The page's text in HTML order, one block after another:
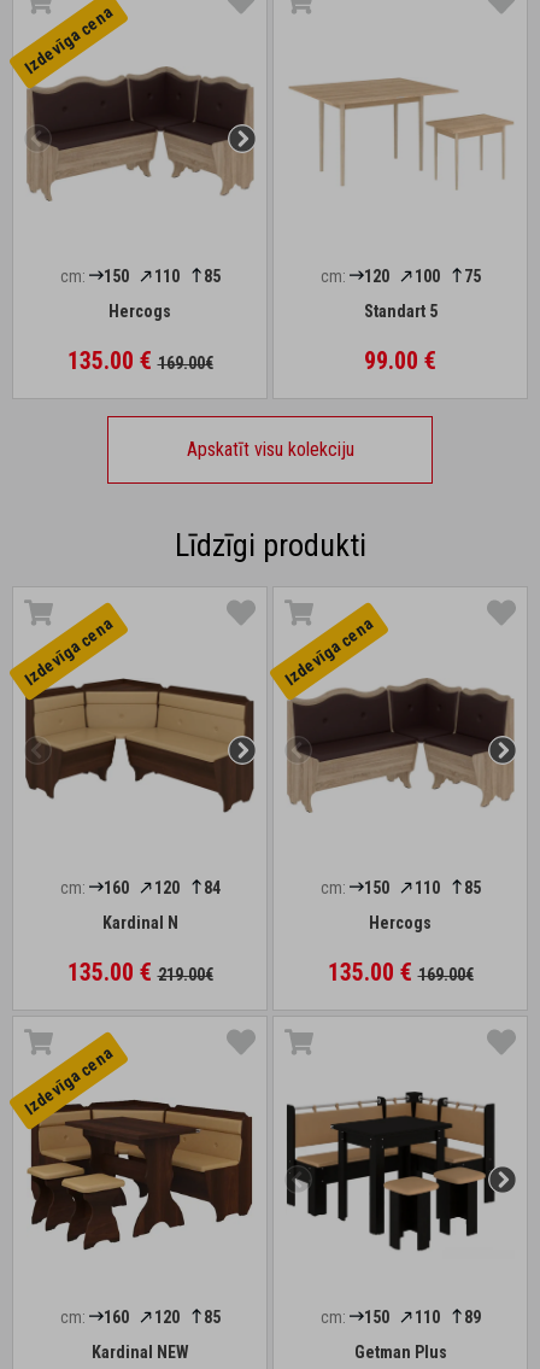
Izdevīga cena
cm: 150 110
85
Hercogs
135.00 €169.00€
cm: 120 100
75
Standart 5
99.00 €
Apskatīt visu kolekciju
Līdzīgi produkti
Izdevīga cena
cm: 160 120
84
Kardinal N
135.00 €219.00€
Izdevīga cena
cm: 150 110
85
Hercogs
135.00 €169.00€
Izdevīga cena
cm: 160 120
85
Kardinal NEW
cm: 150 110
89
Getman Plus